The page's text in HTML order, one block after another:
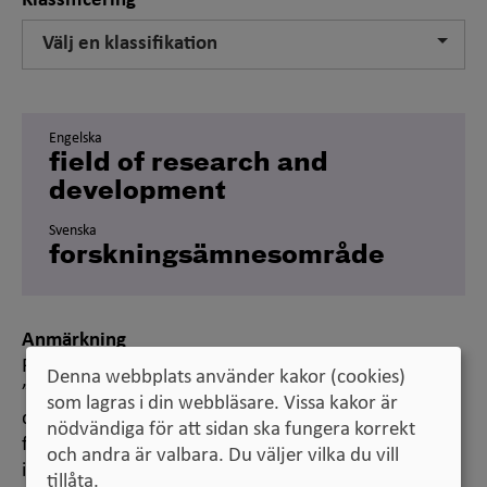
Välj en klassifikation
Engelska
field of research and
development
Svenska
forskningsämnesområde
Anmärkning
För statistiska ändamål finns en klassifikation,
”Standard för svensk indelning av forskningsämnen”,
där ämnena är grupperade i ett fyrtiotal
forskningsämnesgrupper, som i sin tur är grupperade
i ett mindre antal forskningsämnesområden.
Denna webbplats använder kakor (cookies)
som lagras i din webbläsare. Vissa kakor är
nödvändiga för att sidan ska fungera korrekt
och andra är valbara. Du väljer vilka du vill
tillåta.